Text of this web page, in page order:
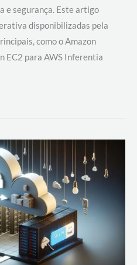
e segurança. Este artigo
disponibilizadas pela
como o Amazon
EC2 para AWS Inferentia